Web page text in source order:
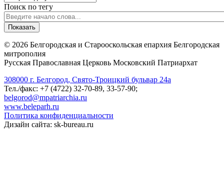
Поиск по тегу
© 2026 Белгородская и Старооскольская епархия Белгородская
митрополия
Русская Православная Церковь Московский Патриархат
308000 г. Белгород, Свято-Троицкий бульвар 24а
Тел./факс: +7 (4722) 32-70-89, 33-57-90;
belgorod@mpatriarchia.ru
www.beleparh.ru
Политика конфиденциальности
Дизайн сайта: sk-bureau.ru